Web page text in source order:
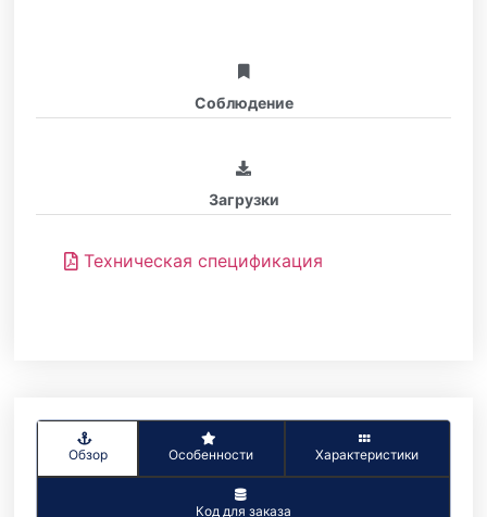
Соблюдение
Загрузки
Техническая спецификация
Обзор Особенности Характеристики
Код для заказа